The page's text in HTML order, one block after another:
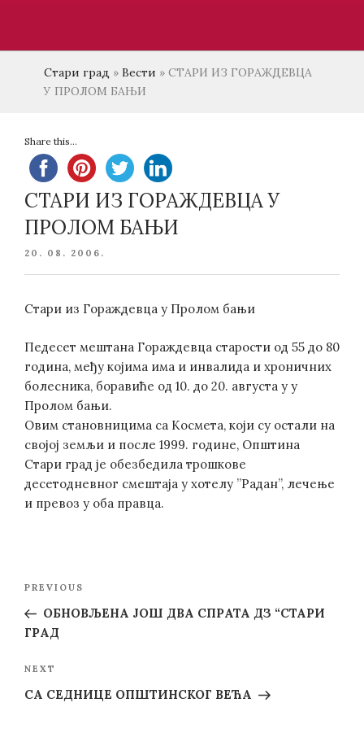
Стари град » Вести » СТАРИ ИЗ ГОРАЖДЕВЦА
У ПРОЛОМ БАЊИ
Share this...
СТАРИ ИЗ ГОРАЖДЕВЦА У
ПРОЛОМ БАЊИ
POSTED
20. 08. 2006.
Стари из Гораждевца у Пролом бањи
Педесет мештана Гораждевца старости од 55 до 80
година, међу којима има и инвалида и хроничних
болесника, боравиће од 10. до 20. августа у у
Пролом бањи.
Овим становницима са Космета, који су остали на
својој земљи и после 1999. године, Општина
Стари град је обезбедила трошкове
десетодневног смештаја у хотелу ”Радан”, лечење
и превоз у оба правца.
Post
Previous
Post
PREVIOUS
ОБНОВЉЕНА ЈОШ ДВА СПРАТА ДЗ “СТАРИ
ГРАД
Next
Post
NEXT
СА СЕДНИЦЕ ОПШТИНСКОГ ВЕЋА